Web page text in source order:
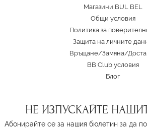
Магазини BUL BEL
Oбщи условия
Политика за
Защита на личните
Връщане/Замяна/
BB Club условия
Блог
НЕ ИЗПУСКАЙТЕ
Абонирайте се за нашия бюлетин за да